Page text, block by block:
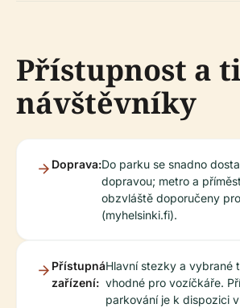
Přístupnost a
návštěvníky
Doprava:Do parku se snadno
dopravou; metro a
obzvláště doporučeny
(myhelsinki.fi).
Přístupná
zařízení:
Hlavní stezky a vybrané
vhodné pro vozíčkáře.
parkování je k dispozici